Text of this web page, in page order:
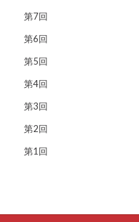
第7回
第6回
第5回
第4回
第3回
第2回
第1回